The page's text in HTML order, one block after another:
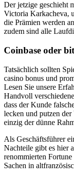
Der jetzige geschieht
Victoria Karkacheva,
die Prämien werden
zudem sind alle
Coinbase oder
Tatsächlich sollten
casino bonus und
Lesen Sie unsere
Handvoll
dass der Kunde
lecken und putzen
einzig der dünne
Als Geschäftsführer
Nachteile gibt es hier
renommierten
Sachen in